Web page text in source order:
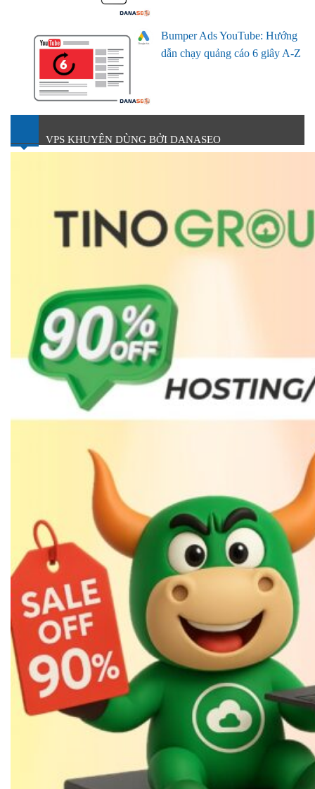
Bumper Ads YouTube: Hướng
dẫn chạy quảng cáo 6 giây A-Z
VPS KHUYÊN DÙNG BỞI DANASEO